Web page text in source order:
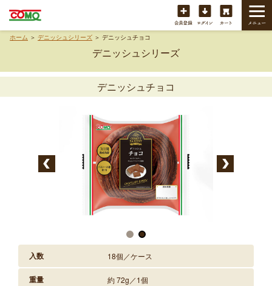
会員登録ログインカート
ホーム ＞ デニッシュシリーズ ＞ デニッシュチョコ
デニッシュシリーズ
デニッシュチョコ
入数 18個／ケース
重量 約 72g／1個